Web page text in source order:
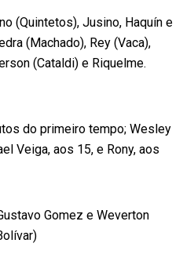
(Quintetos), Jusino, Haquín e
(Machado), Rey (Vaca),
(Cataldi) e Riquelme.
do primeiro tempo; Wesley
Veiga, aos 15, e Rony, aos
Gomez e Weverton